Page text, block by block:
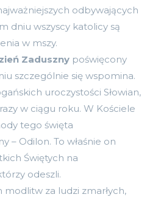
odbywających
dniu wszyscy katolicy są
w mszy.
Zaduszny poświęcony
szczególnie się wspomina.
uroczystości Słowian,
w ciągu roku. W Kościele
tego święta
– Odilon. To właśnie on
Świętych na
odeszli.
modlitw za ludzi zmarłych,